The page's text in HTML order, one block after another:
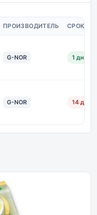
ПРОИЗВОДИТЕЛЬ СРОК
G-NOR 1 дн.
G-NOR 14 дн.